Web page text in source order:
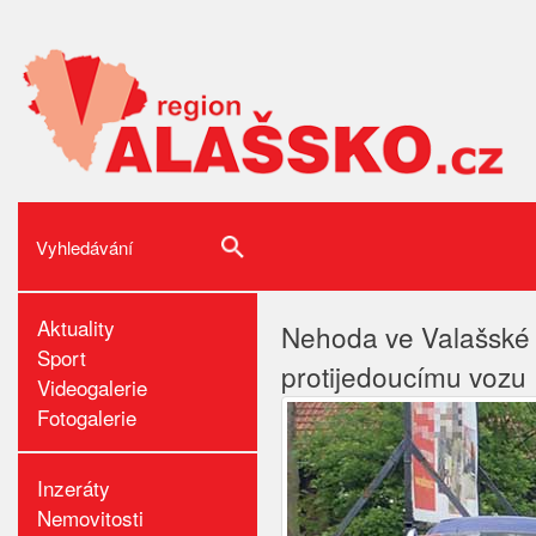
Aktuality
Sport
Videogalerie
Fotogalerie
Inzeráty
Nemovitosti
Nehoda ve
protijedoucímu vozu